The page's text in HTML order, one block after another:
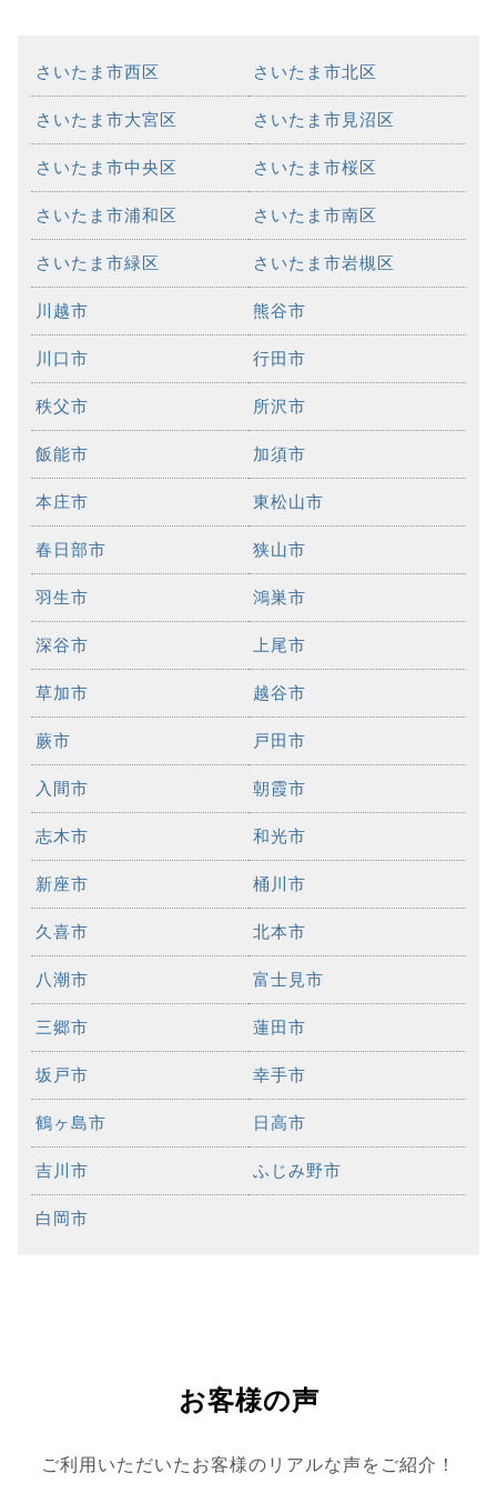
さいたま市西区 さいたま市北区
さいたま市大宮区 さいたま市見沼区
さいたま市中央区 さいたま市桜区
さいたま市浦和区 さいたま市南区
さいたま市緑区 さいたま市岩槻区
川越市 熊谷市
川口市 行田市
秩父市 所沢市
飯能市 加須市
本庄市 東松山市
春日部市 狭山市
羽生市 鴻巣市
深谷市 上尾市
草加市 越谷市
蕨市 戸田市
入間市 朝霞市
志木市 和光市
新座市 桶川市
久喜市 北本市
八潮市 富士見市
三郷市 蓮田市
坂戸市 幸手市
鶴ヶ島市 日高市
吉川市 ふじみ野市
白岡市
お客様の声
ご利用いただいたお客様のリアルな声をご紹介！